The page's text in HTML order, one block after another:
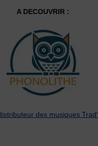
A DECOUVRIR :
des musiques Trad'